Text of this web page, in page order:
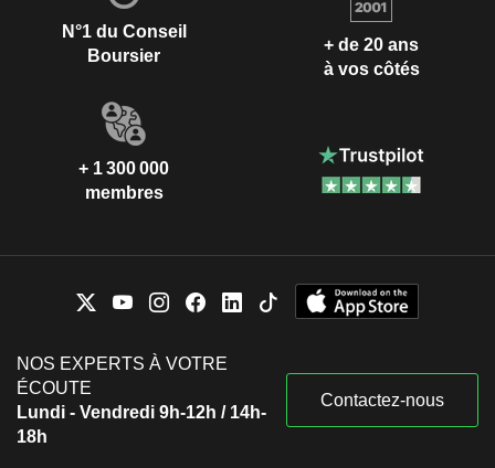
N°1 du Conseil
Boursier
+ de 20 ans
à vos côtés
+ 1 300 000
membres
NOS EXPERTS À VOTRE
ÉCOUTE
Lundi - Vendredi 9h-12h / 14h-
18h
Contactez-nous